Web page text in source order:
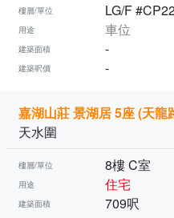
樓層/單位 LG/F
用途 車位
建築面積 -
建築呎價 -
嘉湖山莊 景湖居 5座 (天龍
天水圍
樓層/單位 8樓 C室
用途 住宅
建築面積 709呎